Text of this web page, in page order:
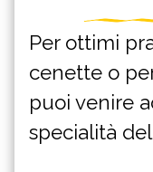
Per ottimi
cenette o
puoi venire
specialità